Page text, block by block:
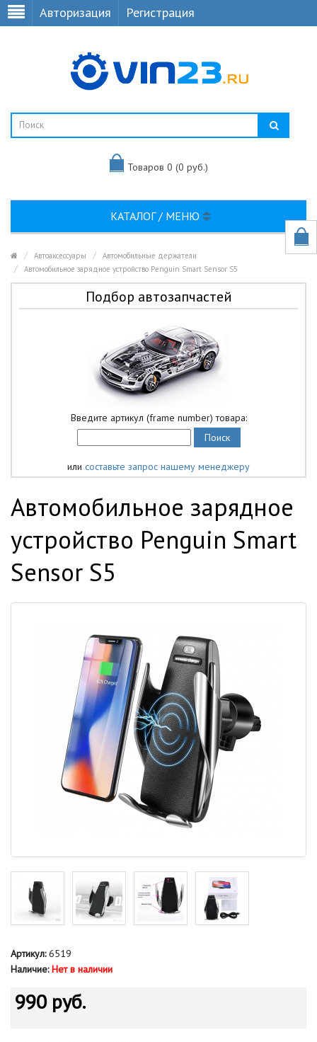
Авторизация Регистрация
Товаров 0 (0 руб.)
КАТАЛОГ / МЕНЮ
Автоаксессуары
Автомобильные держатели
Автомобильное зарядное устройство Penguin Smart Sensor S5
Подбор автозапчастей
Введите артикул (frame number) товара:
или составьте запрос нашему менеджеру
Автомобильное зарядное
устройство Penguin Smart
Sensor S5
Артикул:6519
Наличие: Нет в наличии
990 руб.